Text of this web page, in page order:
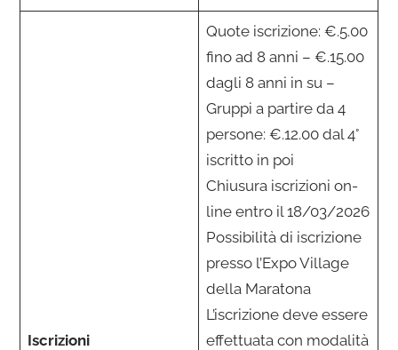
Iscrizioni
Quote iscrizione: €.5.00
fino ad 8 anni – €.15.00
dagli 8 anni in su –
Gruppi a partire da 4
persone: €.12.00 dal 4°
iscritto in poi
Chiusura iscrizioni on-
line entro il 18/03/2026
Possibilità di iscrizione
presso l’Expo Village
della Maratona
L’iscrizione deve essere
effettuata con modalità